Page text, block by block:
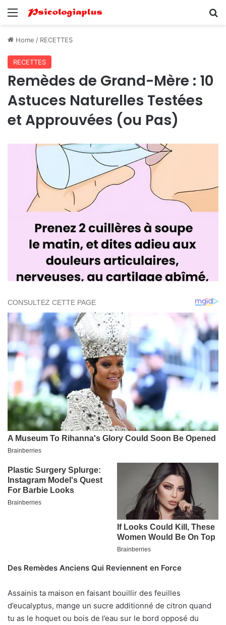
Menu
Home / RECETTES
RECETTES
Remèdes de Grand-Mère : 10
Astuces Naturelles Testées
et Approuvées (ou Pas)
Des Remèdes Anciens Qui Reviennent en Force
Assainis ta maison en faisant bouillir des feuilles
d’eucalyptus, mange un sucre additionné de citron quand
tu as le hoquet ou bois de l’eau sur le bord opposé du